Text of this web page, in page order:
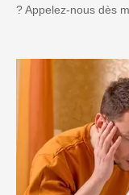
? Appelez-nous dès